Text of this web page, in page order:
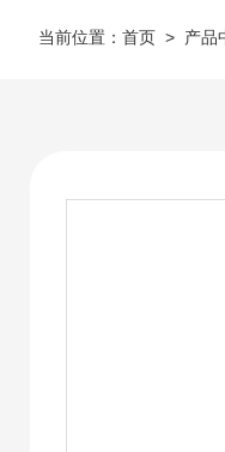
当前位置： 首页 > 产品